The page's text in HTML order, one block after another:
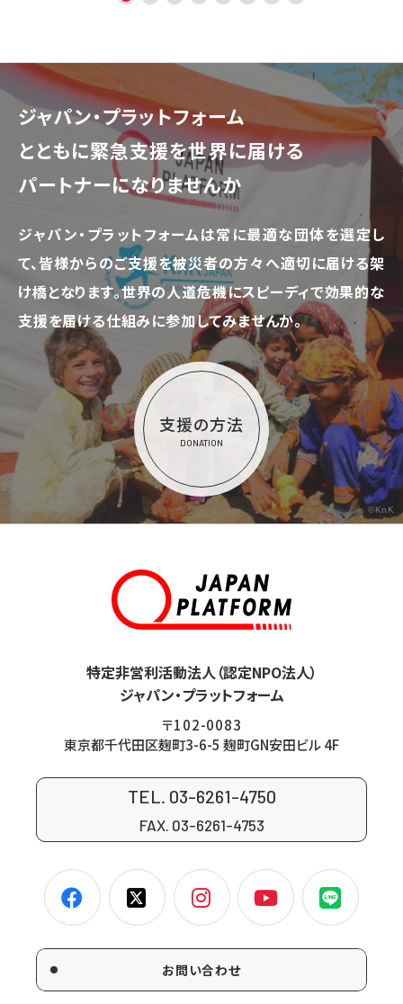
ジャパン・プラットフォーム
とともに緊急支援を世界に届ける
パートナーになりませんか
ジャパン・プラットフォームは常に最適な団体を選定し
て、皆様からのご支援を被災者の方々へ適切に届ける架
け橋となります。世界の人道危機にスピーディで効果的な
支援を届ける仕組みに参加してみませんか。
支援の方法
DONATION
©KnK
特定非営利活動法人（認定NPO法人）
ジャパン・プラットフォーム
〒102-0083
東京都千代田区麹町3-6-5 麹町GN安田ビル 4F
TEL. 03-6261-4750
FAX. 03-6261-4753
お問い合わせ